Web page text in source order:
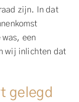
zijn. In dat
was, een
wij inlichten dat
gelegd